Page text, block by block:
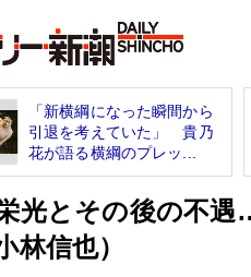
「新横綱になった瞬間から
引退を考えていた」 貴乃
花が語る横綱のプレッ...
光とその後の不
林信也）